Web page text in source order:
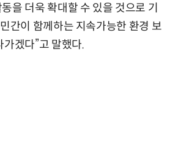
을 더욱 확대할 수 있을 것으로 기
간이 함께하는 지속가능한 환경 보
겠다”고 말했다.